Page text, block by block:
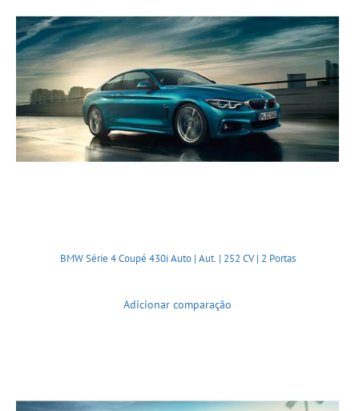
BMW Série 4 Coupé 430i Auto | Aut. | 252 CV | 2 Portas
Adicionar comparação